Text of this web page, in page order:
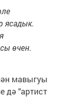
ясадык.
өчен.
мавыгуы
дә "артист